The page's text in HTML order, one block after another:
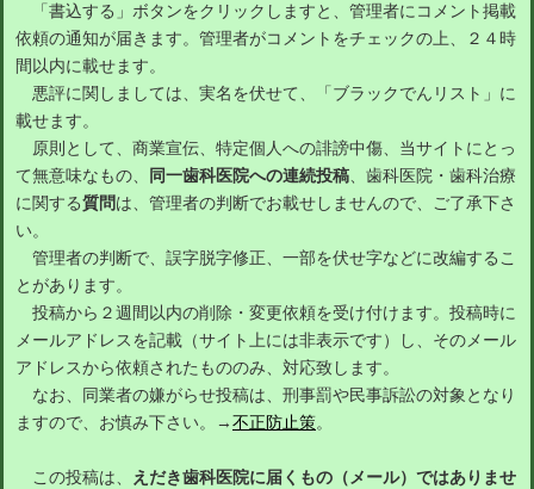
「書込する」ボタンをクリックしますと、管理者にコメント掲載
依頼の通知が届きます。管理者がコメントをチェックの上、２４時
間以内に載せます。
悪評に関しましては、実名を伏せて、「ブラックでんリスト」に
載せます。
原則として、商業宣伝、特定個人への誹謗中傷、当サイトにとっ
て無意味なもの、
同一歯科医院への連続投稿、歯科医院・歯科治療
に関する質問は、管理者の判断でお載せしませんので、ご了承下さ
い。
管理者の判断で、誤字脱字修正、一部を伏せ字などに改編するこ
とがあります。
投稿から２週間以内の削除・変更依頼を受け付けます。投稿時に
メールアドレスを記載（サイト上には非表示です）し、そのメール
アドレスから依頼されたもののみ、対応致します。
なお、同業者の嫌がらせ投稿は、刑事罰や民事訴訟の対象となり
ますので、お慎み下さい。→不正防止策。
この投稿は、
えだき歯科医院に届くもの（メール）ではありませ